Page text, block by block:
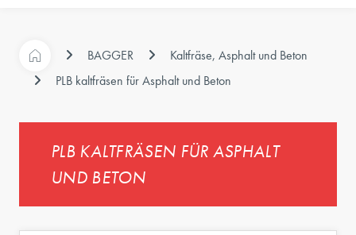
BAGGER
Kaltfräse, Asphalt und Beton
PLB kaltfräsen für Asphalt und Beton
PLB KALTFRÄSEN FÜR ASPHALT
UND BETON